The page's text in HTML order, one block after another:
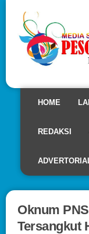
HOME
REDAKSI
Oknum
Tersangkut